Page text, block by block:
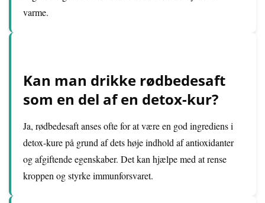
varme.
Kan man drikke rødbedesaft
som en del af en detox-kur?
Ja, rødbedesaft anses ofte for at være en god ingrediens i
detox-kure på grund af dets høje indhold af antioxidanter
og afgiftende egenskaber. Det kan hjælpe med at rense
kroppen og styrke immunforsvaret.